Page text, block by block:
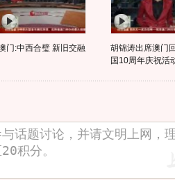
门:中西合璧 新旧交融
胡锦涛出席澳门
国10周年庆祝活